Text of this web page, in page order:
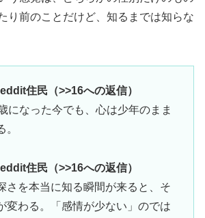
り前のことだけど、知るまでは知らな
住民（>>16への返信）
になった今でも、心は少年のまま
住民（>>16への返信）
さを本当に知る瞬間が来ると、そ
変わる。「感情が少ない」のでは